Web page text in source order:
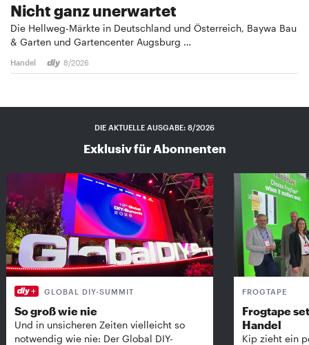
Nicht ganz unerwartet
Die Hellweg-Märkte in Deutschland und Österreich, Baywa Bau
& Garten und Gartencenter Augsburg …
Handel 8/2026
DIE AKTUELLE AUSGABE: 8/2026
Exklusiv für Abonnenten
GLOBAL DIY-SUMMIT
So groß wie nie
Und in unsicheren Zeiten vielleicht so
notwendig wie nie: Der Global DIY-
FROGTAPE
Frogtape
Handel
Kip zieht ein